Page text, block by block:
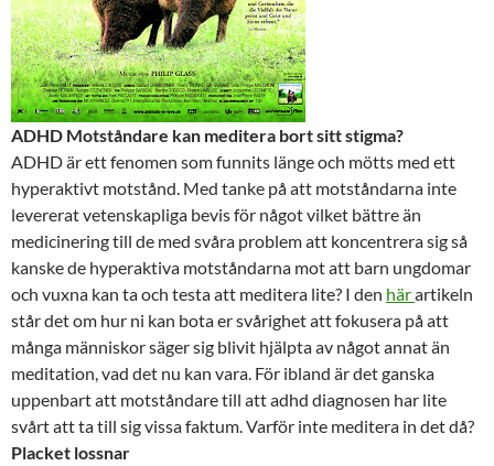
ADHD Motståndare kan meditera bort sitt stigma?
ADHD är ett fenomen som funnits länge och mötts med ett
hyperaktivt motstånd. Med tanke på att motståndarna inte
levererat vetenskapliga bevis för något vilket bättre än
medicinering till de med svåra problem att koncentrera sig så
kanske de hyperaktiva motståndarna mot att barn ungdomar
och vuxna kan ta och testa att meditera lite? I den härartikeln
står det om hur ni kan bota er svårighet att fokusera på att
många människor säger sig blivit hjälpta av något annat än
meditation, vad det nu kan vara. För ibland är det ganska
uppenbart att motståndare till att adhd diagnosen har lite
svårt att ta till sig vissa faktum. Varför inte meditera in det då?
Placket lossnar